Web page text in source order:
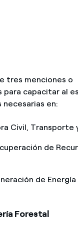
tres menciones o
para capacitar al
en:
Civil, Transporte
de
de
Forestal